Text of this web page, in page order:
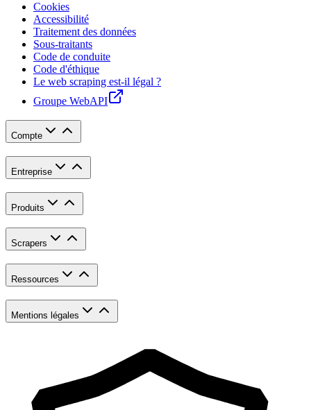
Cookies
Accessibilité
Traitement des données
Sous-traitants
Code de conduite
Code d'éthique
Le web scraping est-il légal ?
Groupe WebAPI
Compte
Entreprise
Produits
Scrapers
Ressources
Mentions légales